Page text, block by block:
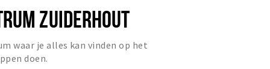
ZUIDERHOUT
waar je alles kan vinden op het
doen.